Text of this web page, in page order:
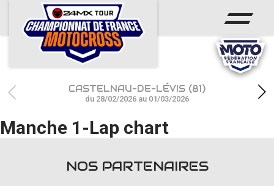
ACCUEIL
ACTUS
CALENDRIER
RÉSULTATS
PHOTOS / WEB TV
CASTELNAU-DE-LÉVIS (81)
du 28/02/2026 au 01/03/2026
Manche 1-Lap chart
NOS PARTENAIRES